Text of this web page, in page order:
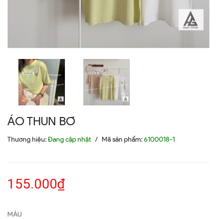
ÁO THUN BƠ
Thương hiệu:Đang cập nhật / Mã sản phẩm:6100018-1
155.000₫
MÀU